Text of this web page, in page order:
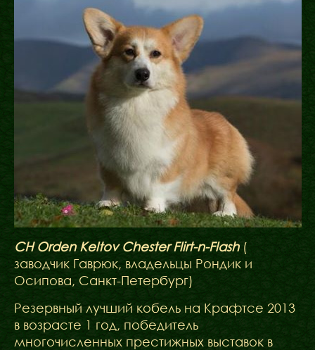
СH Orden Keltov Chester Flirt-n-Flash(
заводчик Гаврюк, владельцы Рондик и
Осипова, Санкт-Петербург)
Резервный лучший кобель на Крафтсе 2013
в возрасте 1 год, победитель
многочисленных престижных выставок в